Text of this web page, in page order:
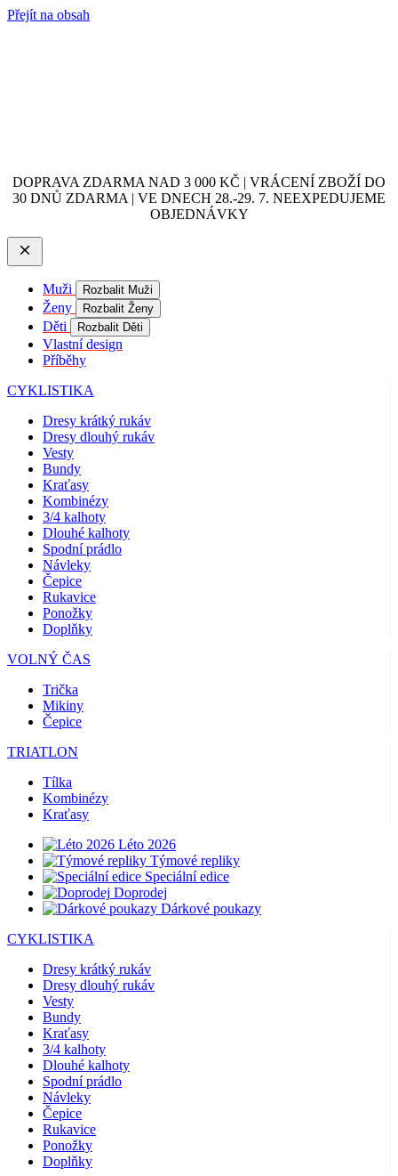
Přejít na obsah
DOPRAVA ZDARMA NAD 3 000 KČ | VRÁCENÍ ZBOŽÍ DO
30 DNŮ ZDARMA | VE DNECH 28.-29. 7. NEEXPEDUJEME
OBJEDNÁVKY
Muži Rozbalit Muži
Ženy Rozbalit Ženy
Děti Rozbalit Děti
Vlastní design
Příběhy
CYKLISTIKA
Dresy krátký rukáv
Dresy dlouhý rukáv
Vesty
Bundy
Kraťasy
Kombinézy
3/4 kalhoty
Dlouhé kalhoty
Spodní prádlo
Návleky
Čepice
Rukavice
Ponožky
Doplňky
VOLNÝ ČAS
Trička
Mikiny
Čepice
TRIATLON
Tílka
Kombinézy
Kraťasy
Léto 2026
Týmové repliky
Speciální edice
Doprodej
Dárkové poukazy
CYKLISTIKA
Dresy krátký rukáv
Dresy dlouhý rukáv
Vesty
Bundy
Kraťasy
3/4 kalhoty
Dlouhé kalhoty
Spodní prádlo
Návleky
Čepice
Rukavice
Ponožky
Doplňky